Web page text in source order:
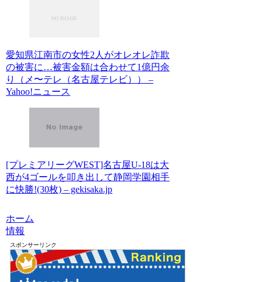
愛知県江南市の女性2人がオレオレ詐欺
の被害に…被害金額は合わせて1億円余
り（メ〜テレ（名古屋テレビ）） –
Yahoo!ニュース
[プレミアリーグWEST]名古屋U-18は大
西が4ゴールを叩き出して静岡学園相手
に快勝!(30枚) – gekisaka.jp
ホーム
情報
スポンサーリンク